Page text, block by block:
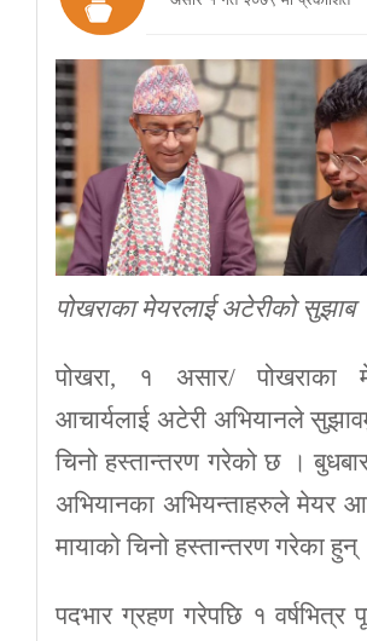
पोखराका मेयरलाई अटेरीको सुझाब
पोखरा, १ असार/ पोखराका
आचार्यलाई अटेरी अभियानले
चिनो हस्तान्तरण गरेको छ ।
अभियानका अभियन्ताहरुले मेयर
मायाको चिनो हस्तान्तरण गरेका हुन्
पदभार ग्रहण गरेपछि १ वर्षभित्र